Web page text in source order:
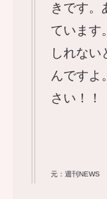
きです。
ています
しれない
んですよ
さい！！
元：週刊NEWS